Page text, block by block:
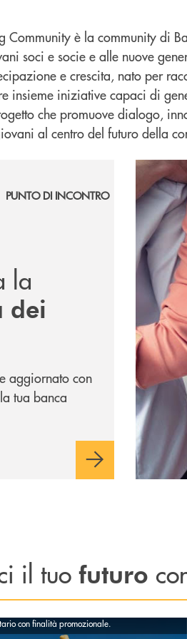
Community è la community di
soci e socie e alle nuove
e crescita, nato per
insieme iniziative capaci di
che promuove dialogo,
al centro del futuro della
PUNTO DI INCONTRO
la
dei
aggiornato con
tua banca
Scopri di
il tuo futuro
TEEN
con finalità promozionale.